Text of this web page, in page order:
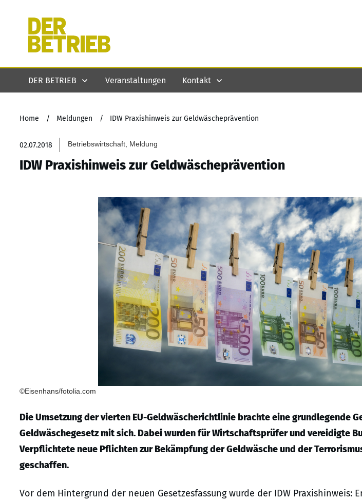
DER BETRIEB Veranstaltungen Kontakt
Home / Meldungen / IDW Praxishinweis zur Geldwäscheprävention
02.07.2018 Betriebswirtschaft, Meldung
IDW Praxishinweis zur Geldwäscheprävention
©Eisenhans/fotolia.com
Die Umsetzung der vierten EU-Geldwäscherichtlinie brachte eine grundlegende
Geldwäschegesetz mit sich. Dabei wurden für Wirtschaftsprüfer und vereidigte
Verpflichtete neue Pflichten zur Bekämpfung der Geldwäsche und der
geschaffen.
Vor dem Hintergrund der neuen Gesetzesfassung wurde der IDW Praxishinweis: